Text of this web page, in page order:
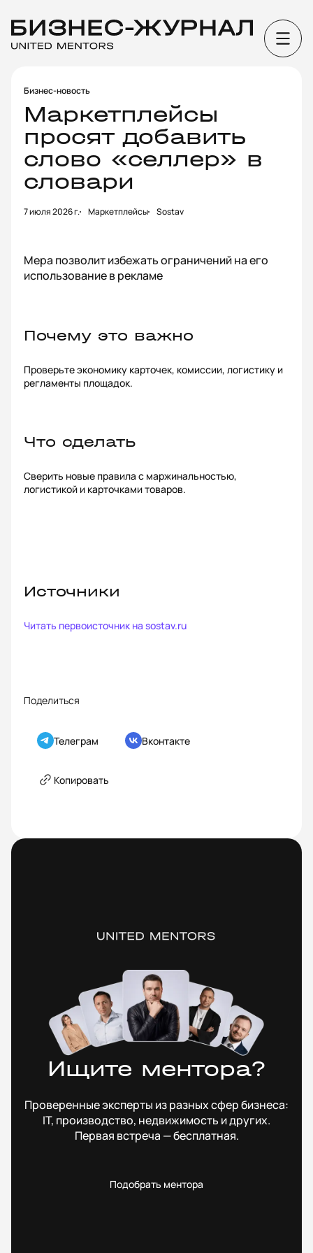
Бизнес-новость
Маркетплейсы
просят добавить
слово «селлер» в
словари
7 июля 2026 г. Маркетплейсы Sostav
Мера позволит избежать ограничений на его
использование в рекламе
Почему это важно
Проверьте экономику карточек, комиссии, логистику и
регламенты площадок.
Что сделать
Сверить новые правила с маржинальностью,
логистикой и карточками товаров.
Источники
Читать первоисточник на sostav.ru
Поделиться
Телеграм Вконтакте
Копировать
Ищите ментора?
Проверенные эксперты из разных сфер бизнеса:
IT, производство, недвижимость и других.
Первая встреча — бесплатная.
Подобрать ментора